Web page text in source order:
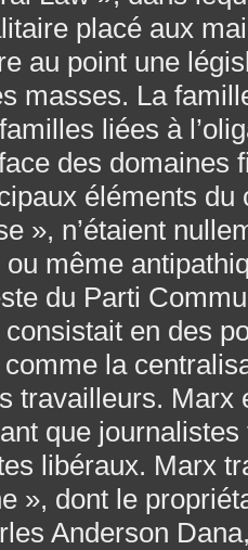
placé aux
au point une
masses. La
liées à
des domaines
éléments
», n’étaient
ou même
du Parti
en des
la
travailleurs.
que
libéraux. Marx
», dont le
Anderson